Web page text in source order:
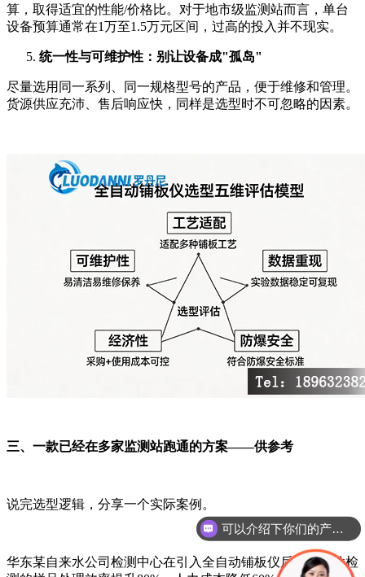
算，取得适宜的性能/价格比。对于地市级监测站而言，单台
设备预算通常在1万至1.5万元区间，过高的投入并不现实。
统一性与可维护性：别让设备成"孤岛"
尽量选用同一系列、同一规格型号的产品，便于维修和管理。
货源供应充沛、售后响应快，同样是选型时不可忽略的因素。
三、一款已经在多家监测站跑通的方案——供参考
说完选型逻辑，分享一个实际案例。
华东某自来水公司检测中心在引入全自动铺板仪后，放射性检
你们是怎么收费的呢